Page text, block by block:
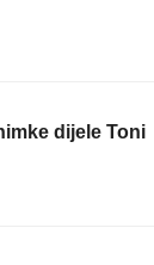
dijele Toni